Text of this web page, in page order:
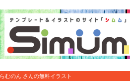
らむのん さんの無料イラスト